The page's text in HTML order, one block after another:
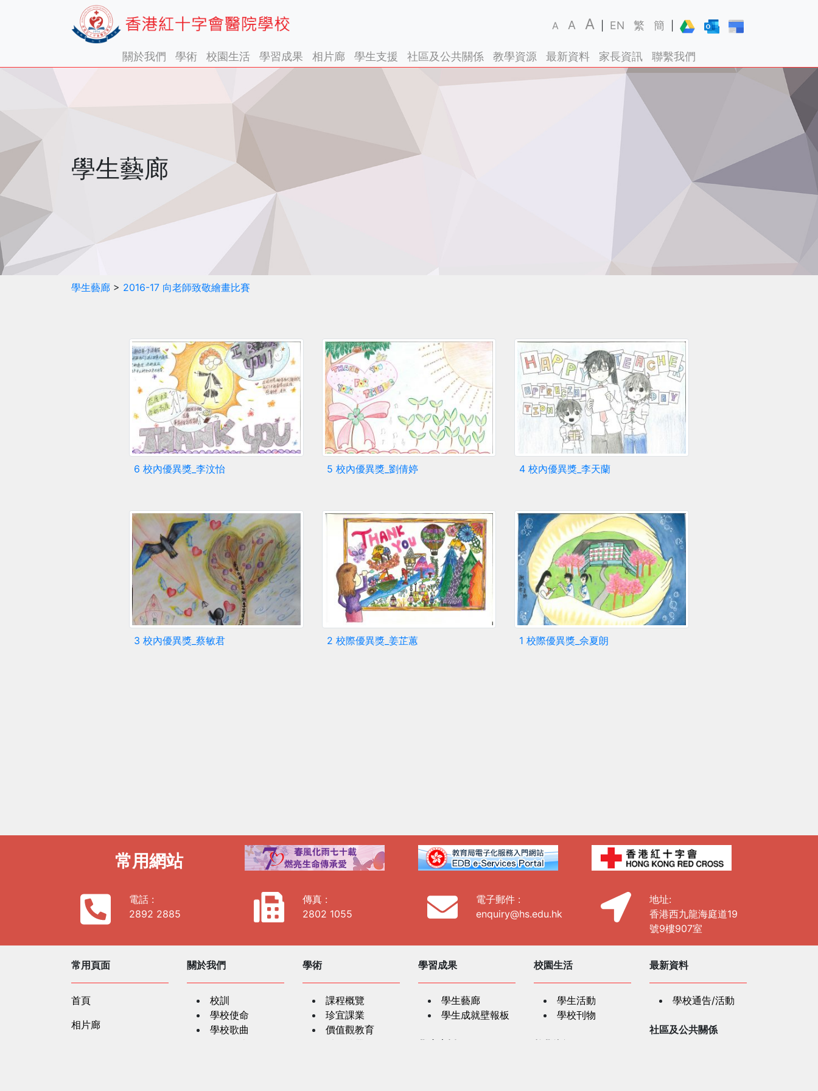
A A A EN 繁 簡
關於我們 學術 校園生活 學習成果 相片廊 學生支援 社區及公共關係 教學資源 最新資料 家長資訊 聯繫我們
學生藝廊
學生藝廊 > 2016-17 向老師致敬繪畫比賽
6 校內優異獎_李汶怡 5 校內優異獎_劉倩婷 4 校內優異獎_李天蘭
3 校內優異獎_蔡敏君 2 校際優異獎_姜芷蕙 1 校際優異獎_佘夏朗
常用網站
電話 :
2892 2885
傳真 :
2802 1055
電子郵件 :
enquiry@hs.edu.hk
地址:
香港西九龍海庭道19
號9樓907室
常用頁面
首頁
相片廊
關於我們
校訓
學校使命
學校歌曲
學術
課程概覽
珍宜課業
價值觀教育
學習成果
學生藝廊
學生成就壁報板
校園生活
學生活動
學校刊物
最新資料
學校通告/活動
社區及公共關係